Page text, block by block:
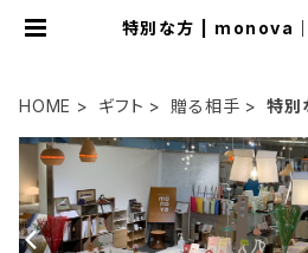
特別な方 | monova｜
HOME ギフト 贈る相手 特別